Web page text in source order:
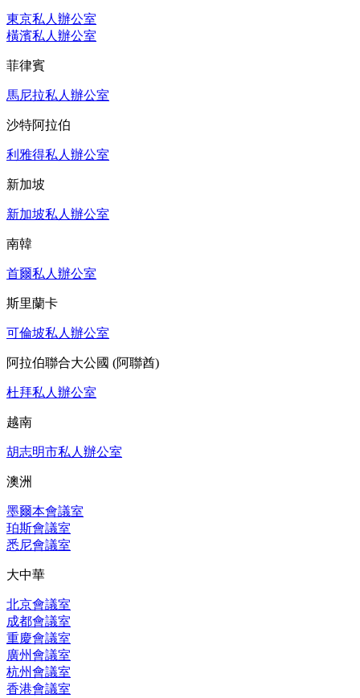
東京私人辦公室
橫濱私人辦公室
菲律賓
馬尼拉私人辦公室
沙特阿拉伯
利雅得私人辦公室
新加坡
新加坡私人辦公室
南韓
首爾私人辦公室
斯里蘭卡
可倫坡私人辦公室
阿拉伯聯合大公國 (阿聯酋)
杜拜私人辦公室
越南
胡志明市私人辦公室
澳洲
墨爾本會議室
珀斯會議室
悉尼會議室
大中華
北京會議室
成都會議室
重慶會議室
廣州會議室
杭州會議室
香港會議室